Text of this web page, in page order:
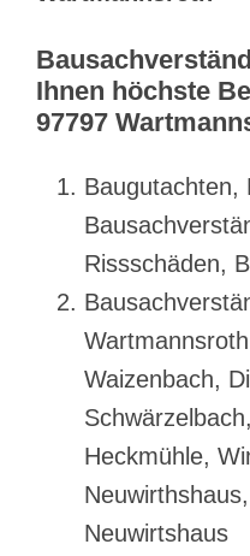
Ihnen höchste
97797
Baugutachten,
Rissschäden,
Waizenbach,
Heckmühle,
Neuwirtshaus